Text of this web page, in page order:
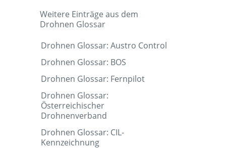
Weitere Einträge aus dem
Drohnen Glossar
Drohnen Glossar: Austro Control
Drohnen Glossar: BOS
Drohnen Glossar: Fernpilot
Drohnen Glossar:
Österreichischer
Drohnenverband
Drohnen Glossar: CIL-
Kennzeichnung